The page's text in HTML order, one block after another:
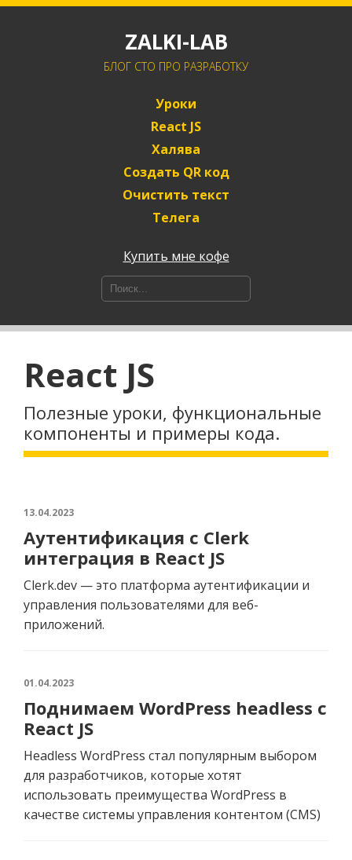
ZALKI-LAB
БЛОГ CTO ПРО РАЗРАБОТКУ
Уроки
React JS
Халява
Создать QR код
Очистить текст
Телега
Купить мне кофе
React JS
Полезные уроки, функциональные
компоненты и примеры кода.
13.04.2023
Аутентификация с Clerk
интеграция в React JS
Clerk.dev — это платформа аутентификации и
управления пользователями для веб-
приложений.
01.04.2023
Поднимаем WordPress headless с
React JS
Headless WordPress стал популярным выбором
для разработчиков, которые хотят
использовать преимущества WordPress в
качестве системы управления контентом (CMS)